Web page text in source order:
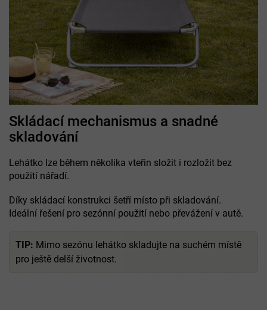
Skládací mechanismus a snadné
skladování
Lehátko lze během několika vteřin složit i rozložit bez
použití nářadí.
Díky skládací konstrukci šetří místo při skladování.
Ideální řešení pro sezónní použití nebo převážení v autě.
TIP: Mimo sezónu lehátko skladujte na suchém místě
pro ještě delší životnost.